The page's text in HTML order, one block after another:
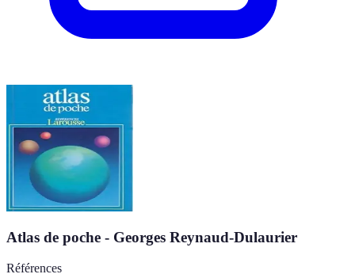
Atlas de poche - Georges Reynaud-Dulaurier
Références